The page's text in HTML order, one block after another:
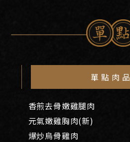
單點肉品
香煎去骨嫩雞腿肉
元氣嫩雞胸肉(新)
爆炒烏骨雞肉